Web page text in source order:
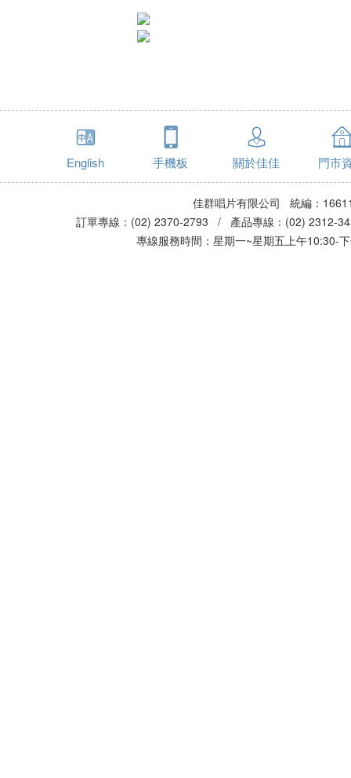
English 手機板 關於佳佳 門市
佳群唱片有限公司 統編：
訂單專線：(02) 2370-2793 / 產品專線：(02)
專線服務時間：星期一~星期五上午10:30-